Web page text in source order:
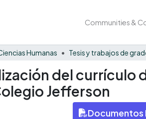
Communities &
Humanas Tesis y trabajos de
del currículo
Jefferson
Documentos